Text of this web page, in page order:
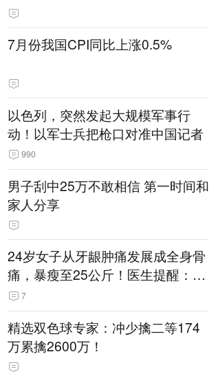
7月份我国CPI同比上涨0.5%
以色列，突然发起大规模军事行
动！以军士兵把枪口对准中国记者
990
男子刮中25万不敢相信 第一时间和
家人分享
24岁女子从牙龈肿痛发展成全身骨
痛，暴瘦至25公斤！医生提醒：这
个器官体积仅米粒至黄豆大小
7
精选双色球专家：冲少擒二等174
万累擒2600万！